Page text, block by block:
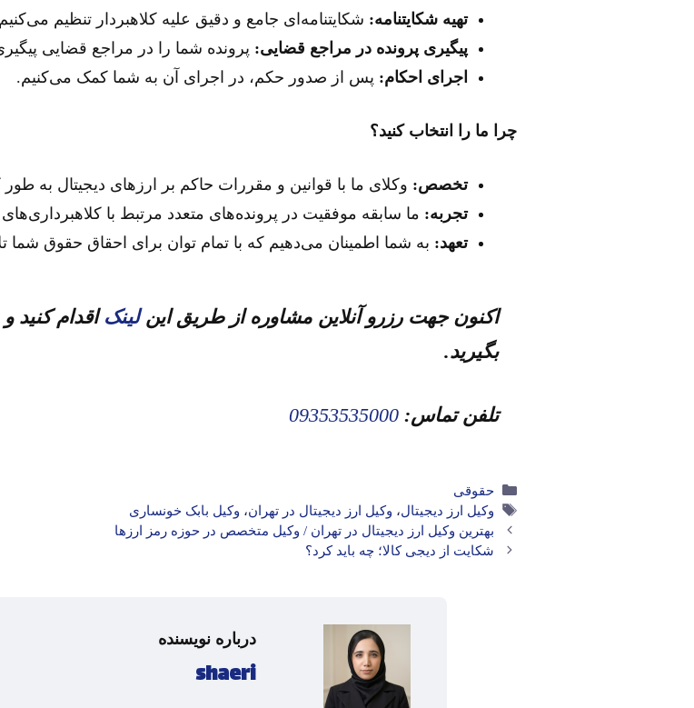
تهیه شکایتنامه: شکایتنامه‌ای جامع و دقیق علیه کلاهبردار تنظیم
پیگیری پرونده در مراجع قضایی: پرونده شما را در مراجع قضایی
اجرای احکام: پس از صدور حکم، در اجرای آن به شما کمک می‌کنیم.
چرا ما را انتخاب کنید؟
تخصص: وکلای ما با قوانین و مقررات حاکم بر ارزهای دیجیتال به
تجربه: ما سابقه موفقیت در پرونده‌های متعدد مرتبط با کلاهبرداری‌های
تعهد: به شما اطمینان می‌دهیم که با تمام توان برای احقاق حقوق شما
اکنون جهت رزرو آنلاین مشاوره از طریق اینلینک اقدام کنید
بگیرید.
تلفن تماس: 09353535000
دسته‌ها
حقوقی
برچسب‌ها
وکیل ارز دیجیتال، وکیل ارز دیجیتال در تهران، وکیل بابک خونساری
بهترین وکیل ارز دیجیتال در تهران / وکیل متخصص در حوزه رمز ارزها
شکایت از دیجی کالا؛ چه باید کرد؟
درباره نویسنده
shaeri